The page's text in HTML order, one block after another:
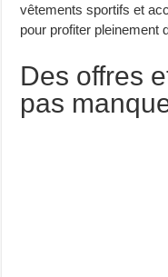
vêtements sportifs et
pour profiter pleinement
Des offres
pas